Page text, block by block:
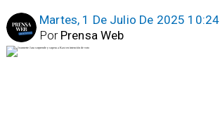
Martes, 1 De Julio De 2025 10:24
Prensa Web
Por